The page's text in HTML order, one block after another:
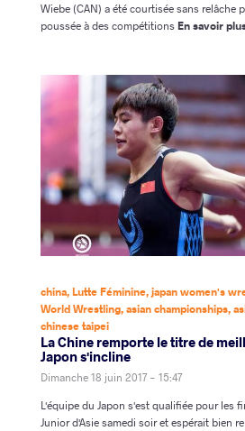
Wiebe (CAN) a été courtisée sans relâche
poussée à des compétitionsEn savoir
china,Lutte Féminine,japan women's
World Wrestling,asian championships,
chinese taipei
La Chine remporte le titre de
Japon s'incline
Dimanche 18 juin 2017 - 15:47
L'équipe du Japon s'est qualifiée pour les
Junior d'Asie samedi soir et espérait bien